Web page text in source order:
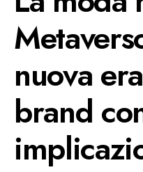
nuova
brand